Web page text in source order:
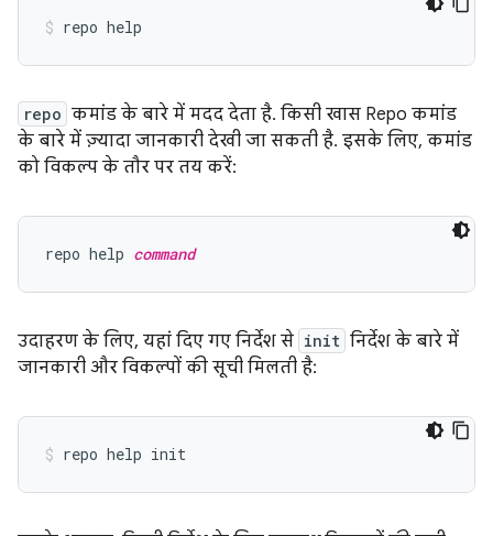
repo कमांड के बारे में मदद देता है. किसी खास Repo कमांड
के बारे में ज़्यादा जानकारी देखी जा सकती है. इसके लिए, कमांड
को विकल्प के तौर पर तय करें:
repo help command
उदाहरण के लिए, यहां दिए गए निर्देश से init निर्देश के बारे में
जानकारी और विकल्पों की सूची मिलती है: